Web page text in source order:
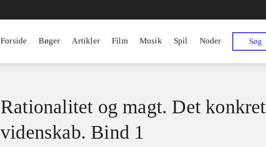
Forside Bøger Artikler Film Musik Spil Noder Søg
Rationalitet og magt. Det
videnskab. Bind 1